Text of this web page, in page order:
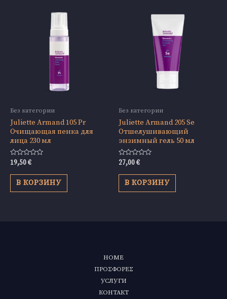
Без категории
Juliette Armand 105 Pr
Очищающая пенка для
лица 230 мл
Оценка
из
19,50€
В КОРЗИНУ
Без категории
Juliette Armand 205 Se
Отшелушивающий
энзимный гель 50 мл
Оценка
из
27,00€
В КОРЗИНУ
HOME
ΠΡΟΣΦΟΡΕΣ
УСЛУГИ
КОНТАКТ